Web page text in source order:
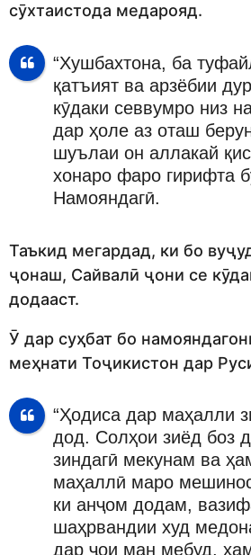
сӯхтаистода медарояд.
“Хушбахтона, ба
қатъият ва арзёбии
кӯдаки севвумро низ
дар ҳоле аз оташ
шуълаи он аллакай
хонаро фаро гирифта
Намояндагӣ.
Таъкид мегардад, ки бо
ҷонаш, Сайвалӣ ҷони се
додааст.
Ӯ дар суҳбат бо
меҳнати Тоҷикистон дар
“Ҳодиса дар маҳалли
дод. Солҳои зиёд боз
зиндагӣ мекунам ва
маҳаллӣ маро
ки анҷом додам,
шаҳрвандии худ
дар ҷои ман мебуд,